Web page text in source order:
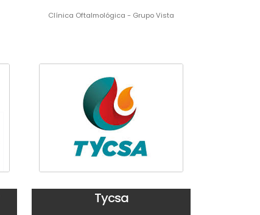
Clínica Oftalmológica - Grupo Vista
Tycsa